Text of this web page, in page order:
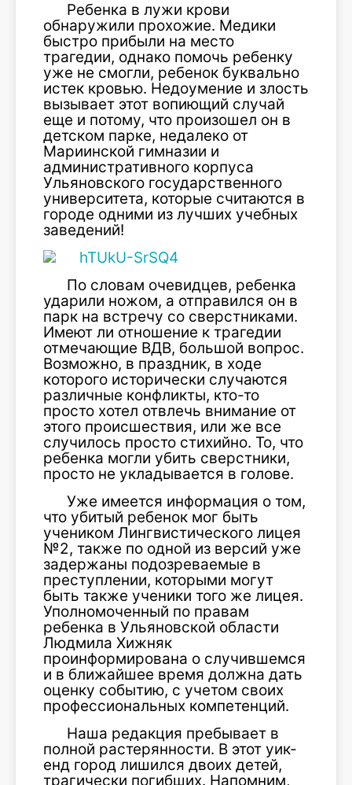
Ребенка в лужи крови
обнаружили прохожие. Медики
быстро прибыли на место
трагедии, однако помочь ребенку
уже не смогли, ребенок буквально
истек кровью. Недоумение и злость
вызывает этот вопиющий случай
еще и потому, что произошел он в
детском парке, недалеко от
Мариинской гимназии и
административного корпуса
Ульяновского государственного
университета, которые считаются в
городе одними из лучших учебных
заведений!
По словам очевидцев, ребенка
ударили ножом, а отправился он в
парк на встречу со сверстниками.
Имеют ли отношение к трагедии
отмечающие ВДВ, большой вопрос.
Возможно, в праздник, в ходе
которого исторически случаются
различные конфликты, кто-то
просто хотел отвлечь внимание от
этого происшествия, или же все
случилось просто стихийно. То, что
ребенка могли убить сверстники,
просто не укладывается в голове.
Уже имеется информация о том,
что убитый ребенок мог быть
учеником Лингвистического лицея
№2, также по одной из версий уже
задержаны подозреваемые в
преступлении, которыми могут
быть также ученики того же лицея.
Уполномоченный по правам
ребенка в Ульяновской области
Людмила Хижняк
проинформирована о случившемся
и в ближайшее время должна дать
оценку событию, с учетом своих
профессиональных компетенций.
Наша редакция пребывает в
полной растерянности. В этот уик-
енд город лишился двоих детей,
трагически погибших. Напомним,